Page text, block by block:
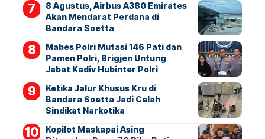
8 Agustus, Airbus A380 Emirates
Akan Mendarat Perdana di
Bandara Soetta
Mabes Polri Mutasi 146 Pati dan
Pamen Polri, Brigjen Untung
Jabat Kadiv Hubinter Polri
Ketika Jalur Khusus Kru di
Bandara Soetta Jadi Celah
Sindikat Narkotika
Kopilot Maskapai Asing